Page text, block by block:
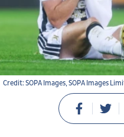
Credit: SOPA Images, SOPA Images